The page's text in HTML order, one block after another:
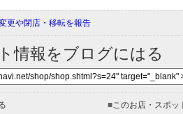
更や閉店・移転を報告
情報をブログにはる
■このお店・スポッ